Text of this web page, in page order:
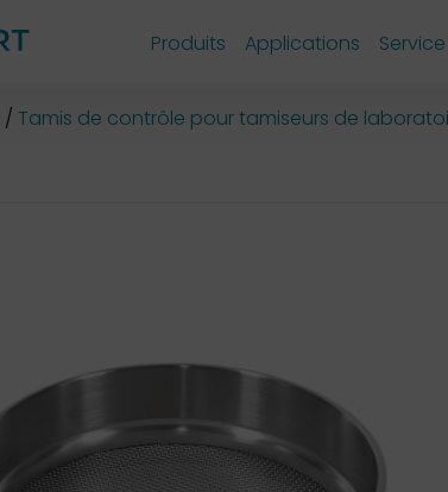
Produits Applications Service
Tamis de contrôle pour tamiseurs de